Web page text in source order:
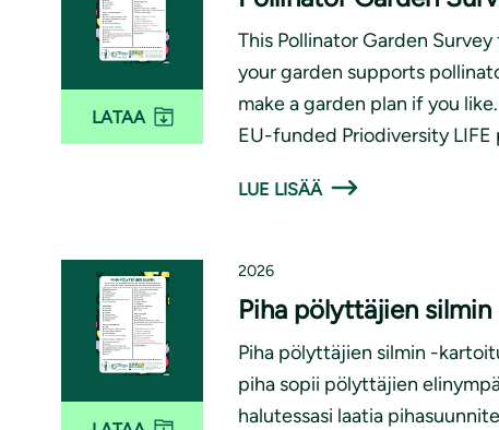
i
LATAA
This Pollinator Garden
your garden supports
make a garden plan if you
EU-funded Priodiversity LIFE
LUE LISÄÄ
2026
Piha pölyttäjien
Piha pölyttäjien silmin -
piha sopii pölyttäjien
halutessasi laatia